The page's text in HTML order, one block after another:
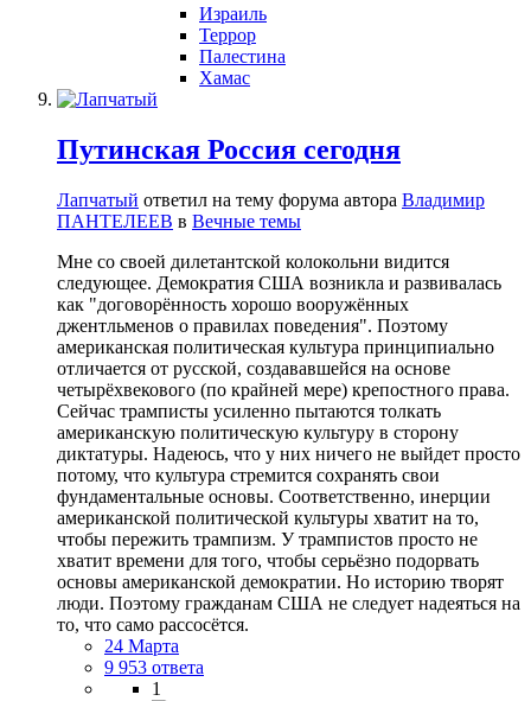
Израиль
Террор
Палестина
Хамас
Путинская Россия сегодня
Лапчатый ответил на тему форума автора Владимир
ПАНТЕЛЕЕВ в Вечные темы
Мне со своей дилетантской колокольни видится
следующее. Демократия США возникла и развивалась
как "договорённость хорошо вооружённых
джентльменов о правилах поведения". Поэтому
американская политическая культура принципиально
отличается от русской, создававшейся на основе
четырёхвекового (по крайней мере) крепостного права.
Сейчас трамписты усиленно пытаются толкать
американскую политическую культуру в сторону
диктатуры. Надеюсь, что у них ничего не выйдет просто
потому, что культура стремится сохранять свои
фундаментальные основы. Соответственно, инерции
американской политической культуры хватит на то,
чтобы пережить трампизм. У трампистов просто не
хватит времени для того, чтобы серьёзно подорвать
основы американской демократии. Но историю творят
люди. Поэтому гражданам США не следует надеяться на
то, что само рассосётся.
24 Марта
9 953 ответа
1